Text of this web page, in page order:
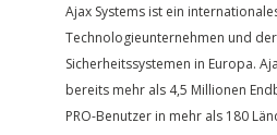
Ajax Systems ist ein
Technologieunternehmen und
Sicherheitssystemen in Europa.
bereits mehr als 4,5 Millionen
PRO-Benutzer in mehr als 180